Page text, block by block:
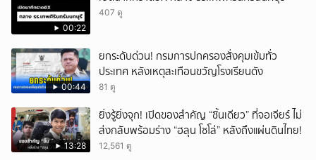
00:22
407 ดู
00:44
ยกระดับด่วน! กรมการปกครองสั่งคุมเข้มทั่ว
ประเทศ หลังเหตุสะเทือนขวัญโรงเรียนดัง
81 ดู
13:28
ยิ่งรู้ยิ่งจุก! เปิดของสำคัญ “ชิ้นเดียว” ที่จอเจียร์ ไม่
ส่งกลับพร้อมร่าง “ฮลุน โซโล่” หลังถึงแผ่นดินไทย!
12,561 ดู